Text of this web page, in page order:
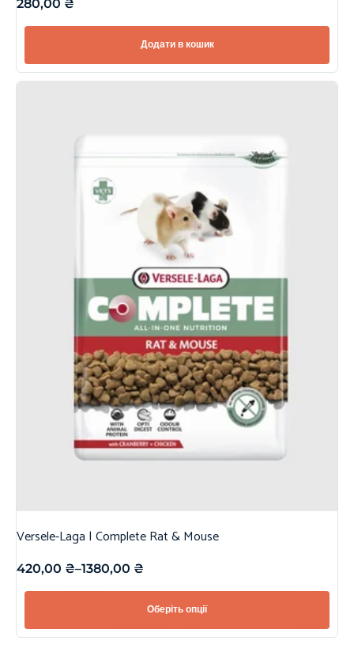
280,00 ₴
Додати в кошик
Versele-Laga | Complete Rat & Mouse
420,00 ₴–1380,00 ₴
Оберіть опції